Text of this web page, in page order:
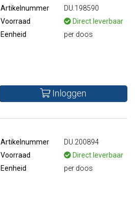
Artikelnummer
DU.198590
Voorraad
Direct leverbaar
Eenheid
per doos
Inloggen
Artikelnummer
DU.200894
Voorraad
Direct leverbaar
Eenheid
per doos